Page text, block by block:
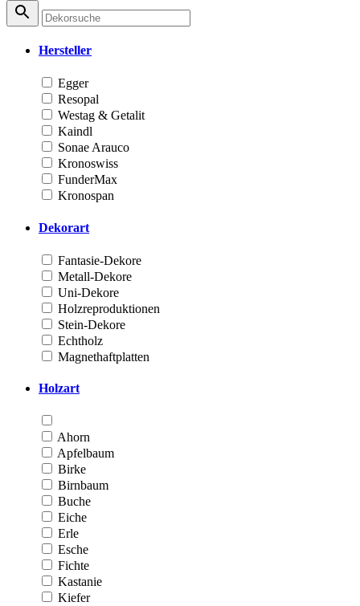
Hersteller
Egger
Resopal
Westag & Getalit
Kaindl
Sonae Arauco
Kronoswiss
FunderMax
Kronospan
Dekorart
Fantasie-Dekore
Metall-Dekore
Uni-Dekore
Holzreproduktionen
Stein-Dekore
Echtholz
Magnethaftplatten
Holzart
Ahorn
Apfelbaum
Birke
Birnbaum
Buche
Eiche
Erle
Esche
Fichte
Kastanie
Kiefer